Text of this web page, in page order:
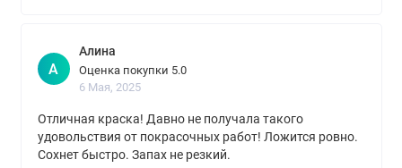
А
Алина
Оценка покупки 5.0
6 Мая, 2025
Отличная краска! Давно не получала такого
удовольствия от покрасочных работ! Ложится ровно.
Сохнет быстро. Запах не резкий.